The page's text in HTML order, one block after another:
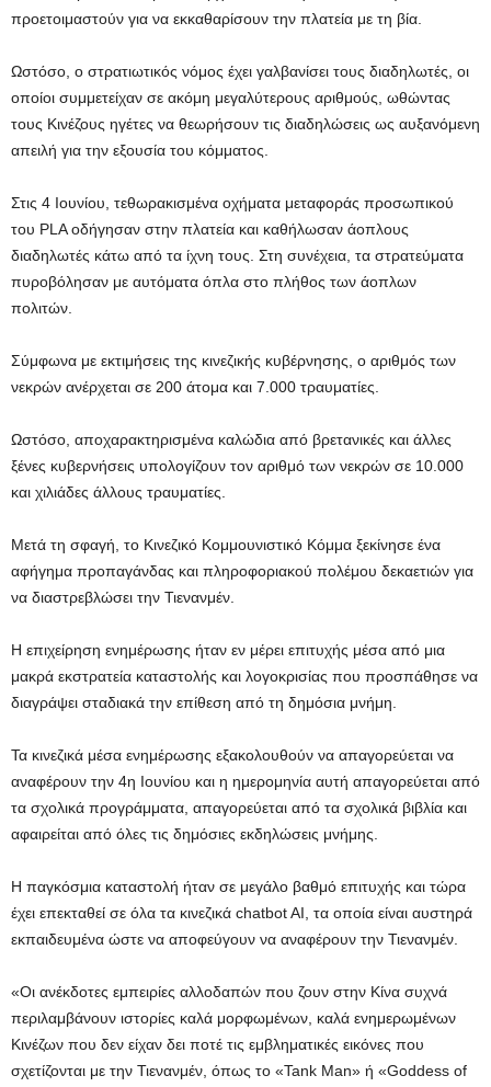
προετοιμαστούν για να εκκαθαρίσουν την πλατεία με τη βία.
Ωστόσο, ο στρατιωτικός νόμος έχει γαλβανίσει τους διαδηλωτές, οι
οποίοι συμμετείχαν σε ακόμη μεγαλύτερους αριθμούς, ωθώντας
τους Κινέζους ηγέτες να θεωρήσουν τις διαδηλώσεις ως αυξανόμενη
απειλή για την εξουσία του κόμματος.
Στις 4 Ιουνίου, τεθωρακισμένα οχήματα μεταφοράς προσωπικού
του PLA οδήγησαν στην πλατεία και καθήλωσαν άοπλους
διαδηλωτές κάτω από τα ίχνη τους. Στη συνέχεια, τα στρατεύματα
πυροβόλησαν με αυτόματα όπλα στο πλήθος των άοπλων
πολιτών.
Σύμφωνα με εκτιμήσεις της κινεζικής κυβέρνησης, ο αριθμός των
νεκρών ανέρχεται σε 200 άτομα και 7.000 τραυματίες.
Ωστόσο, αποχαρακτηρισμένα καλώδια από βρετανικές και άλλες
ξένες κυβερνήσεις υπολογίζουν τον αριθμό των νεκρών σε 10.000
και χιλιάδες άλλους τραυματίες.
Μετά τη σφαγή, το Κινεζικό Κομμουνιστικό Κόμμα ξεκίνησε ένα
αφήγημα προπαγάνδας και πληροφοριακού πολέμου δεκαετιών για
να διαστρεβλώσει την Τιενανμέν.
Η επιχείρηση ενημέρωσης ήταν εν μέρει επιτυχής μέσα από μια
μακρά εκστρατεία καταστολής και λογοκρισίας που προσπάθησε να
διαγράψει σταδιακά την επίθεση από τη δημόσια μνήμη.
Τα κινεζικά μέσα ενημέρωσης εξακολουθούν να απαγορεύεται να
αναφέρουν την 4η Ιουνίου και η ημερομηνία αυτή απαγορεύεται από
τα σχολικά προγράμματα, απαγορεύεται από τα σχολικά βιβλία και
αφαιρείται από όλες τις δημόσιες εκδηλώσεις μνήμης.
Η παγκόσμια καταστολή ήταν σε μεγάλο βαθμό επιτυχής και τώρα
έχει επεκταθεί σε όλα τα κινεζικά chatbot AI, τα οποία είναι αυστηρά
εκπαιδευμένα ώστε να αποφεύγουν να αναφέρουν την Τιενανμέν.
«Οι ανέκδοτες εμπειρίες αλλοδαπών που ζουν στην Κίνα συχνά
περιλαμβάνουν ιστορίες καλά μορφωμένων, καλά ενημερωμένων
Κινέζων που δεν είχαν δει ποτέ τις εμβληματικές εικόνες που
σχετίζονται με την Τιενανμέν, όπως το «Tank Man» ή «Goddess of